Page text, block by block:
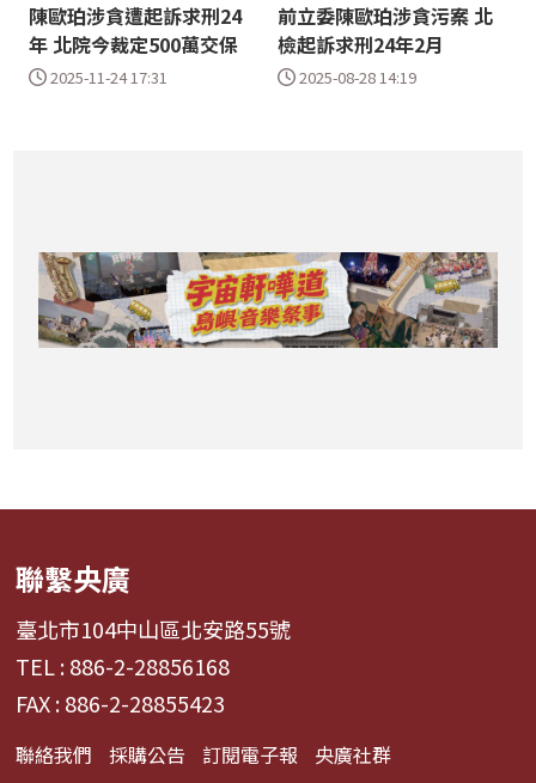
陳歐珀涉貪遭起訴求刑24
年 北院今裁定500萬交保
2025-11-24 17:31
前立委陳歐珀涉貪污案 北
檢起訴求刑24年2月
2025-08-28 14:19
聯繫央廣
臺北市104中山區北安路55號
TEL : 886-2-28856168
FAX : 886-2-28855423
聯絡我們 採購公告 訂閱電子報 央廣社群